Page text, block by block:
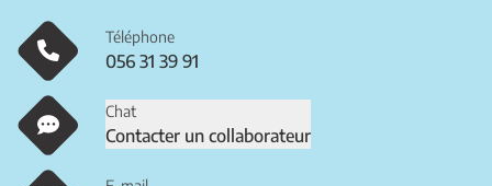
Téléphone
056 31 39 91
Chat
Contacter un collaborateur